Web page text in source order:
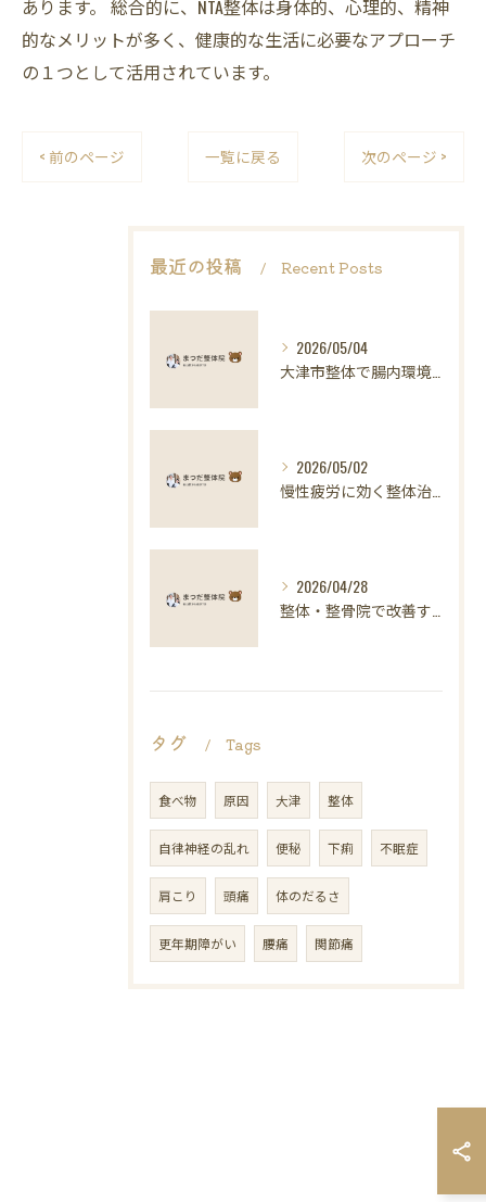
あります。 総合的に、NTA整体は身体的、心理的、精神
的なメリットが多く、健康的な生活に必要なアプローチ
の１つとして活用されています。
< 前のページ 一覧に戻る 次のページ >
最近の投稿 Recent Posts
2026/05/04
2026/05/02
2026/04/28
タグ Tags
食べ物 原因 大津 整体
自律神経の乱れ 便秘 下痢 不眠症
肩こり 頭痛 体のだるさ
更年期障がい 腰痛 関節痛